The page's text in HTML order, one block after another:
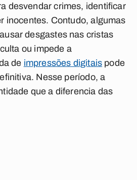
desvendar crimes, identificar
inocentes. Contudo, algumas
desgastes nas cristas
ou impede a
de impressões digitais pode
Nesse período, a
que a diferencia das